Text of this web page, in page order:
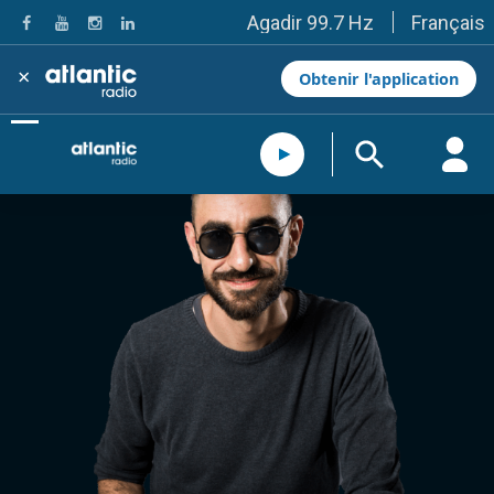
Agadir 99.7 Hz
Tanger 103.3 Hz
Tétouan 87.8 Hz
Fès 98.8 Hz
Meknès 97.2 Hz
El Jadida 97.3
Settat 104,6
Essaouira 96.6
Safi 92.3
Taza 103.0
Taounate 95.6
Tiznit 103.1
SkhourRhamna 92.2
Taroudant 104.9
Guelmim 91.9
Tan-Tan 95.2
Tafraout 104.9
Casablanca 92.5 Hz
Rabat, Salé 106.9 Hz
Marrakech 90.5 Hz
Français
× Obtenir l'application